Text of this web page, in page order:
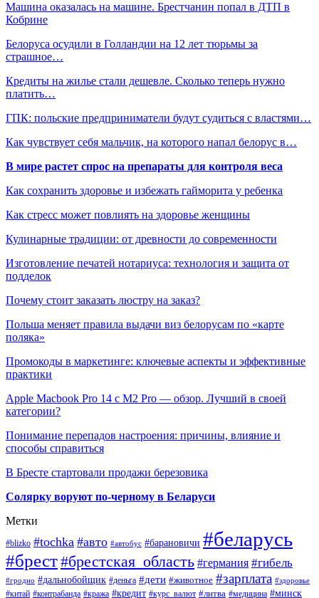
Машина оказалась на машине. Брестчанин попал в ДТП в
Кобрине
Белоруса осудили в Голландии на 12 лет тюрьмы за
страшное…
Кредиты на жилье стали дешевле. Сколько теперь нужно
платить…
ГПК: польские предприниматели будут судиться с властями…
Как чувствует себя мальчик, на которого напал белорус в…
В мире растет спрос на препараты для контроля веса
Как сохранить здоровье и избежать гайморита у ребенка
Как стресс может повлиять на здоровье женщины
Кулинарные традиции: от древности до современности
Изготовление печатей нотариуса: технология и защита от
подделок
Почему стоит заказать люстру на заказ?
Польша меняет правила выдачи виз белорусам по «карте
поляка»
Промокоды в маркетинге: ключевые аспекты и эффективные
практики
Apple Macbook Pro 14 с M2 Pro — обзор. Лучший в своей
категории?
Понимание перепадов настроения: причины, влияние и
способы справиться
В Бресте стартовали продажи березовика
Солярку воруют по-черному в Беларуси
Метки
#blizko #tochka #авто #автобус #барановичи #беларусь
#брест#брестская_область #германия #гибель
#гродно #дальнобойщик #деньга #дети #животное #зарплата #здоровье
#китай #контрабанда #кража #кредит #курс_валют #литва #медицина #минск